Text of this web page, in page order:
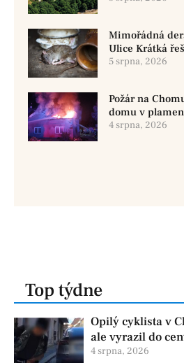
Mimořádná
Ulice Krátká
hlodavců
5 srpna, 2026
Požár na
domu v
milionu
4 srpna, 2026
Top týdne
Opilý cyklista v
ale vyrazil do
auta
4 srpna, 2026